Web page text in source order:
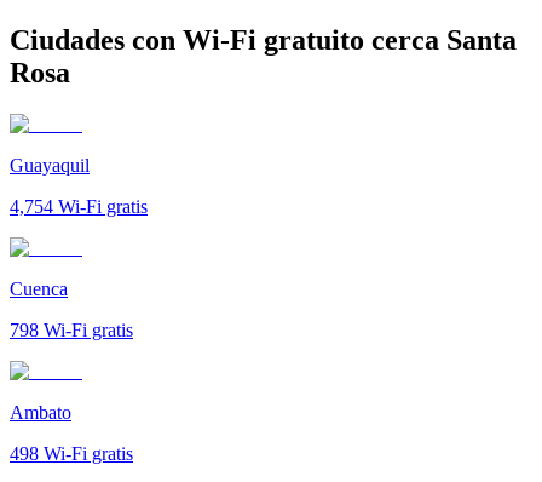
Ciudades con Wi-Fi gratuito cerca Santa
Rosa
Guayaquil
4,754 Wi-Fi gratis
Cuenca
798 Wi-Fi gratis
Ambato
498 Wi-Fi gratis